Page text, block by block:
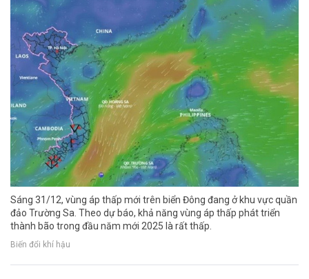
Sáng 31/12, vùng áp thấp mới trên biển Đông đang ở khu vực quần
đảo Trường Sa. Theo dự báo, khả năng vùng áp thấp phát triển
thành bão trong đầu năm mới 2025 là rất thấp.
Biến đổi khí hậu